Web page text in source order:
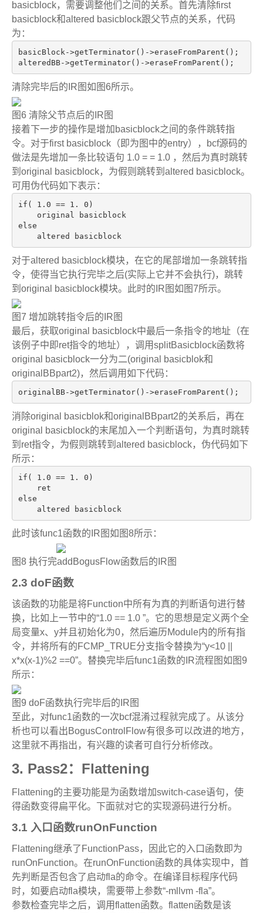
basicblock，需要调整他们之间的关系。首先清除first
basicblock和altered basicblock跟父节点的关系，代码
为：
basicBlock->getTerminator()->eraseFromParent();
alteredBB->getTerminator()->eraseFromParent();
清除完毕后的 IR 图如图6所示。
图6 清除父节点后的 IR 图
接着下一步的操作是增加 basicblock之间的条件跳转指
令。对于first basicblock （即为图中的entry）， bcf源码的
做法是先增加一条比较语句 1.0 = = 1.0 ，然后为真时跳转
到 original basicblock，为假则跳转到 altered basicblock。
可用伪代码如下表示：
if ( 1.0 == 1. 0 )
else
    altered basicblock
对于altered basicblock模块，在它的尾部增加一条跳转指
令，使得当它执行完毕之后(实际上它并不会执行)，跳转
到 original basicblock模块。此时的 IR 图如图7所示。
图7 增加跳转指令后的 IR 图
最后，获取original basicblock中最后一条指令的地址（在
该例子中即ret指令的地址），调用splitBasicblock函数将
original basicblock一分为二(original basicblok和
originalBBpart2)，然后调用如下代码：
originalBB->getTerminator()->eraseFromParent();
消除original basicblok和originalBBpart2的关系后，再在
original basicblock的末尾加入一个判断语句，为真时跳转
到 ret指令，为假则跳转到 altered basicblock，伪代码如下
所示：
if ( 1.0 == 1. 0 )
else
    altered basicblock
此时该func1函数的 IR 图如图8所示：
图8 执行完addBogusFlow函数后的 IR 图
2.3 doF函数
该函数的功能是将Function中所有为真的判断语句进行替
换，比如上一节中的“1.0 == 1.0 ”。它的思想是定义两个全
局变量x、 y并且初始化为0，然后遍历Module内的所有指
令，并将所有的FCMP_TRUE分支指令替换为“y<10 ||
x*x(x-1)%2 ==0”。替换完毕后func1函数的 IR流程图如图9
所示：
图9 doF函数执行完毕后的 IR 图
至此，对func1函数的一次bcf混淆过程就完成了。从该分
析也可以看出BogusControlFlow有很多可以改进的地方，
这里就不再指出，有兴趣的读者可自行分析修改。
3. Pass2： Flattening
Flattening的主要功能是为函数增加switch-case语句，使
得函数变得扁平化。下面就对它的实现源码进行分析。
3.1 入口函数runOnFunction
Flattening继承了 FunctionPass，因此它的入口函数即为
runOnFunction。在runOnFunction函数的具体实现中，首
先判断是否包含了启动fla的命令。在编译目标程序代码
时，如要启动fla模块，需要带上参数“-mllvm -fla”。
参数检查完毕之后，调用flatten函数。 flatten函数是该